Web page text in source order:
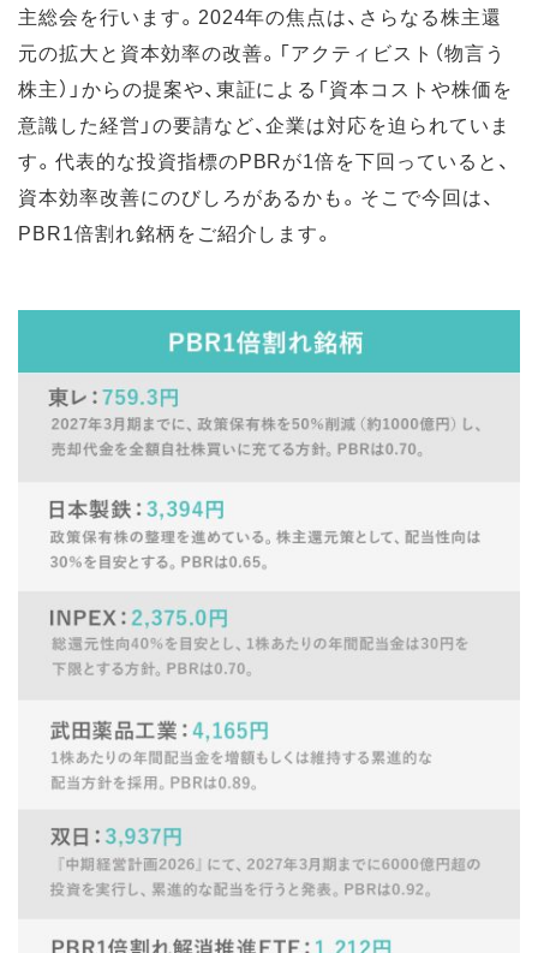
主総会を行います。2024年の焦点は、さらなる株主還
元の拡大と資本効率の改善。「アクティビスト（物言う
株主）」からの提案や、東証による「資本コストや株価を
意識した経営」の要請など、企業は対応を迫られていま
す。代表的な投資指標のPBRが1倍を下回っていると、
資本効率改善にのびしろがあるかも。そこで今回は、
PBR1倍割れ銘柄をご紹介します。